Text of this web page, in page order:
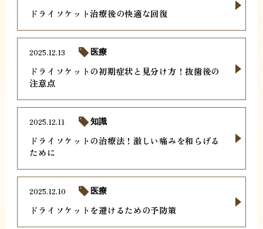
ドライソケット治療後の快適な回復
ドライソケットの初期症状と見分け方！抜歯後の
注意点
2025.12.13 医療
ドライソケットの治療法！激しい痛みを和らげる
ために
2025.12.11 知識
ドライソケットを避けるための予防策
2025.12.10 医療